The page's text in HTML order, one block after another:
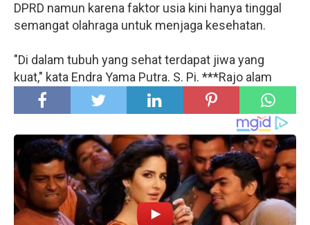
DPRD namun karena faktor usia kini hanya tinggal
semangat olahraga untuk menjaga kesehatan.
"Di dalam tubuh yang sehat terdapat jiwa yang
kuat," kata Endra Yama Putra. S. Pi. ***Rajo alam